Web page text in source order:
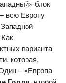
блок
всю Европу
варианта,
которая,
– «Европа